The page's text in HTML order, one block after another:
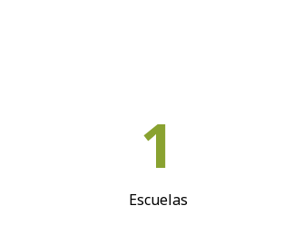
1
Escuelas